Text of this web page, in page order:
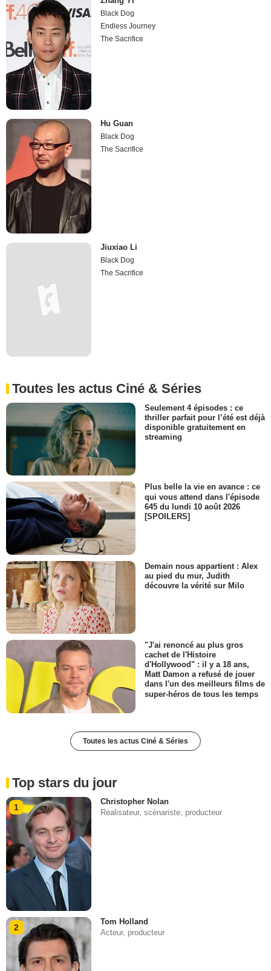
Black Dog
Endless Journey
The Sacrifice
Hu Guan
Black Dog
The Sacrifice
Jiuxiao Li
Black Dog
The Sacrifice
Toutes les actus Ciné & Séries
Seulement 4 épisodes : ce
thriller parfait pour l’été est déjà
disponible gratuitement en
streaming
Plus belle la vie en avance : ce
qui vous attend dans l'épisode
645 du lundi 10 août 2026
[SPOILERS]
Demain nous appartient : Alex
au pied du mur, Judith
découvre la vérité sur Milo
"J'ai renoncé au plus gros
cachet de l'Histoire
d'Hollywood" : il y a 18 ans,
Matt Damon a refusé de jouer
dans l'un des meilleurs films de
super-héros de tous les temps
Toutes les actus Ciné & Séries
Top stars du jour
1
Christopher Nolan
Réalisateur, scénariste, producteur
2
Tom Holland
Acteur, producteur